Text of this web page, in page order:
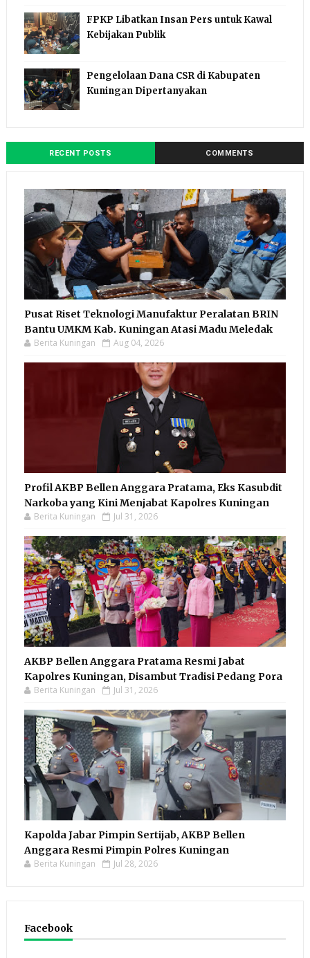
FPKP Libatkan Insan Pers untuk Kawal
Kebijakan Publik
Pengelolaan Dana CSR di Kabupaten
Kuningan Dipertanyakan
RECENT POSTS COMMENTS
Pusat Riset Teknologi Manufaktur Peralatan BRIN
Bantu UMKM Kab. Kuningan Atasi Madu Meledak
Berita Kuningan Aug 04, 2026
Profil AKBP Bellen Anggara Pratama, Eks Kasubdit
Narkoba yang Kini Menjabat Kapolres Kuningan
Berita Kuningan Jul 31, 2026
AKBP Bellen Anggara Pratama Resmi Jabat
Kapolres Kuningan, Disambut Tradisi Pedang Pora
Berita Kuningan Jul 31, 2026
Kapolda Jabar Pimpin Sertijab, AKBP Bellen
Anggara Resmi Pimpin Polres Kuningan
Berita Kuningan Jul 28, 2026
Facebook